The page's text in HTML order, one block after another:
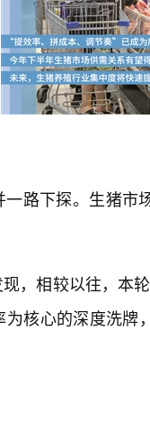
路下探。生猪
现，相较以往，本
核心的深度洗